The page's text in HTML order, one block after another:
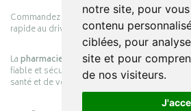
notre site, pour
contenu
ciblées, pour
site et pour
de nos visiteurs.
Commandez simplement vos produits en
rapide au drive ou la livraison à domicile, en
Lapharmacie Cayeuxs’engage à vous offrir
fiable et sécurisée, en officine comme en
santé et de votre bien-être.